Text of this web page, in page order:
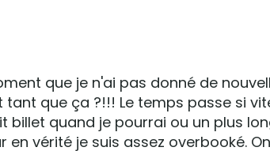
que je n'ai pas donné de
que ça ?!!! Le temps passe si
billet quand je pourrai ou un plus
en vérité je suis assez overbooké.